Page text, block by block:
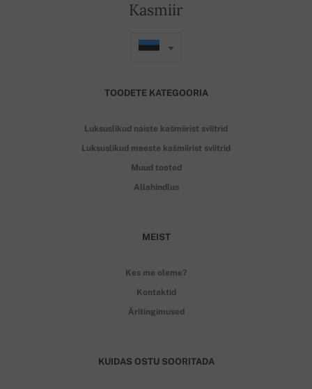
Kasmiir
TOODETE KATEGOORIA
Luksuslikud naiste kašmiirist sviitrid
Luksuslikud meeste kašmiirist sviitrid
Muud tooted
Allahindlus
MEIST
Kes me oleme?
Kontaktid
Äritingimused
KUIDAS OSTU SOORITADA